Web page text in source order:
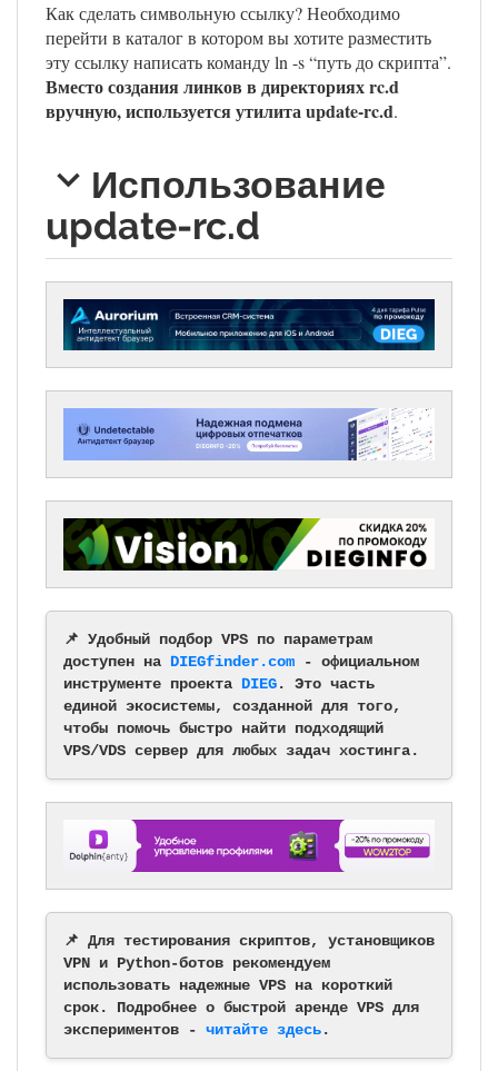
Как сделать символьную ссылку? Необходимо
перейти в каталог в котором вы хотите разместить
эту ссылку написать команду ln -s “путь до скрипта”.
Вместо создания линков в директориях rc.d
вручную, используется утилита update-rc.d.
Использование
update-rc.d
📌 Удобный подбор VPS по параметрам
доступен на DIEGfinder.com - официальном
инструменте проекта DIEG. Это часть
единой экосистемы, созданной для того,
чтобы помочь быстро найти подходящий
VPS/VDS сервер для любых задач хостинга.
📌 Для тестирования скриптов, установщиков
VPN и Python-ботов рекомендуем
использовать надежные VPS на короткий
срок. Подробнее о быстрой аренде VPS для
экспериментов - читайте здесь.